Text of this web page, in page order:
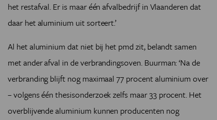
het restafval. Er is maar één afvalbedrijf in Vlaanderen dat
daar het aluminium uit sorteert.’
Al het aluminium dat niet bij het pmd zit, belandt samen
met ander afval in de verbrandingsoven. Buurman: ‘Na de
verbranding blijft nog maximaal 77 procent aluminium over
– volgens één thesisonderzoek zelfs maar 33 procent. Het
overblijvende aluminium kunnen producenten nog